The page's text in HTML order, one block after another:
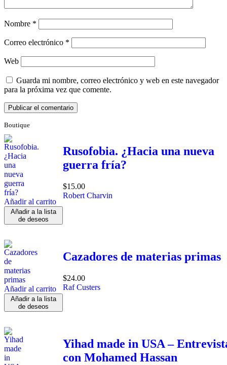
Nombre *
Correo electrónico *
Web
Guarda mi nombre, correo electrónico y web en este navegador
para la próxima vez que comente.
Boutique
Añadir al carrito
Añadir a la lista
de deseos
Rusofobia. ¿Hacia una nueva
guerra fría?
$15.00
Robert Charvin
Añadir al carrito
Añadir a la lista
de deseos
Cazadores de materias primas
$24.00
Raf Custers
Yihad made in USA –
con Mohamed Hassan